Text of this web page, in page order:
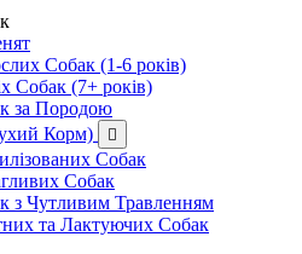
Собак (1-6 років)
Собак (7+ років)
за Породою
Корм)

Собак
Собак
з Чутливим Травленням
та Лактуючих Собак